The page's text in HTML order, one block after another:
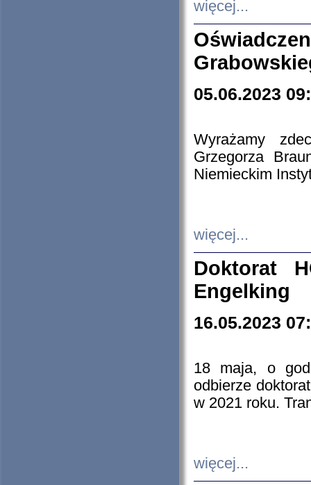
więcej...
05.06.2023
Wyrażamy
Grzegorza
Niemieckim
więcej...
Doktorat
Engelking
16.05.2023
18 maja, o
odbierze
w 2021 roku.
więcej...